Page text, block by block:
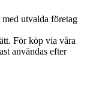
utvalda företag
För köp via våra
användas efter